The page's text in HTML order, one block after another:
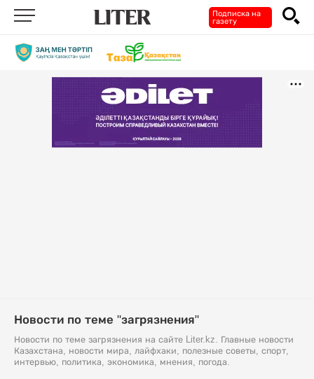
Подписка на
газету
Новости по теме "загрязнения"
Новости по теме загрязнения на сайте Liter.kz. Главные новости
Казахстана, новости мира, лайфхаки, полезные советы, спорт,
интервью, политика, экономика, мнения, погода.